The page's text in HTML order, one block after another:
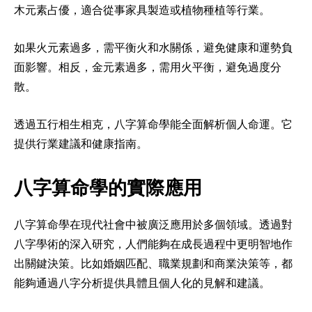
木元素占優，適合從事家具製造或植物種植等行業。
如果火元素過多，需平衡火和水關係，避免健康和運勢負
面影響。相反，金元素過多，需用火平衡，避免過度分
散。
透過五行相生相克，八字算命學能全面解析個人命運。它
提供行業建議和健康指南。
八字算命學的實際應用
八字算命學在現代社會中被廣泛應用於多個領域。透過對
八字學術的深入研究，人們能夠在成長過程中更明智地作
出關鍵決策。比如婚姻匹配、職業規劃和商業決策等，都
能夠通過八字分析提供具體且個人化的見解和建議。